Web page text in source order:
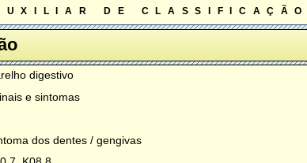
de classificação
digestivo
e sintomas
dos dentes / gengivas